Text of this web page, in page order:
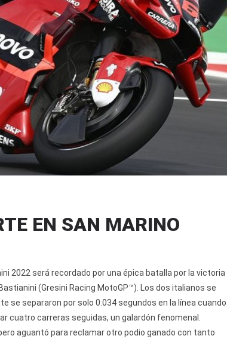
EN SAN MARINO
2022 será recordado por una épica batalla por la victoria
(Gresini Racing MotoGP™). Los dos italianos se
se separaron por solo 0.034 segundos en la línea cuando
cuatro carreras seguidas, un galardón fenomenal.
aguantó para reclamar otro podio ganado con tanto